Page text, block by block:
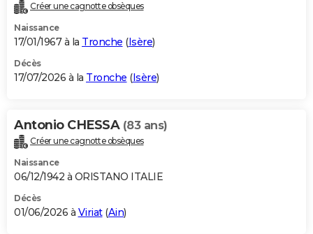
Destinations
City break
Voyage nature
Voyage de noces
Forum
Climat
+PHOTO
GUIDES D'ACHAT
BONS PLANS
Carte de Noël
Carte Bonne année
Carte Saint-Valentin
Carte Pâques
Carte d'anniversaire
DICTIONNAIRE
Dictionnaire
Biographies
Citations
Expressions
Proverbes
PROGRAMME TV
S'inscrire
Se connecter
Lycées
Collèges
Primaires
Universités
Entreprises
Service militaire
Avis de recherche
AVIS DE DÉCÈS
Créer une cagnotte obsèques
Naissance
17/01/1967 à la Tronche (Isère)
Décès
17/07/2026 à la Tronche (Isère)
Antonio CHESSA (83 ans)
Créer une cagnotte obsèques
Naissance
06/12/1942 à ORISTANO ITALIE
Décès
01/06/2026 à Viriat(Ain)